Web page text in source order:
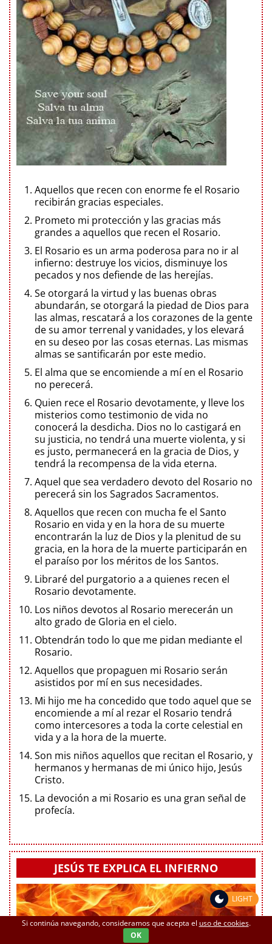
Aquellos que recen con enorme fe el Rosario
recibirán gracias especiales.
Prometo mi protección y las gracias más
grandes a aquellos que recen el Rosario.
El Rosario es un arma poderosa para no ir al
infierno: destruye los vicios, disminuye los
pecados y nos defiende de las herejías.
Se otorgará la virtud y las buenas obras
abundarán, se otorgará la piedad de Dios para
las almas, rescatará a los corazones de la gente
de su amor terrenal y vanidades, y los elevará
en su deseo por las cosas eternas. Las mismas
almas se santificarán por este medio.
El alma que se encomiende a mí en el Rosario
no perecerá.
Quien rece el Rosario devotamente, y lleve los
misterios como testimonio de vida no
conocerá la desdicha. Dios no lo castigará en
su justicia, no tendrá una muerte violenta, y si
es justo, permanecerá en la gracia de Dios, y
tendrá la recompensa de la vida eterna.
Aquel que sea verdadero devoto del Rosario no
perecerá sin los Sagrados Sacramentos.
Aquellos que recen con mucha fe el Santo
Rosario en vida y en la hora de su muerte
encontrarán la luz de Dios y la plenitud de su
gracia, en la hora de la muerte participarán en
el paraíso por los méritos de los Santos.
Libraré del purgatorio a a quienes recen el
Rosario devotamente.
Los niños devotos al Rosario merecerán un
alto grado de Gloria en el cielo.
Obtendrán todo lo que me pidan mediante el
Rosario.
Aquellos que propaguen mi Rosario serán
asistidos por mí en sus necesidades.
Mi hijo me ha concedido que todo aquel que se
encomiende a mí al rezar el Rosario tendrá
como intercesores a toda la corte celestial en
vida y a la hora de la muerte.
Son mis niños aquellos que recitan el Rosario, y
hermanos y hermanas de mi único hijo, Jesús
Cristo.
La devoción a mi Rosario es una gran señal de
profecía.
JESÚS TE EXPLICA EL INFIERNO
Si continúa navegando, consideramos que acepta el uso de cookies.
OK
LIGHT